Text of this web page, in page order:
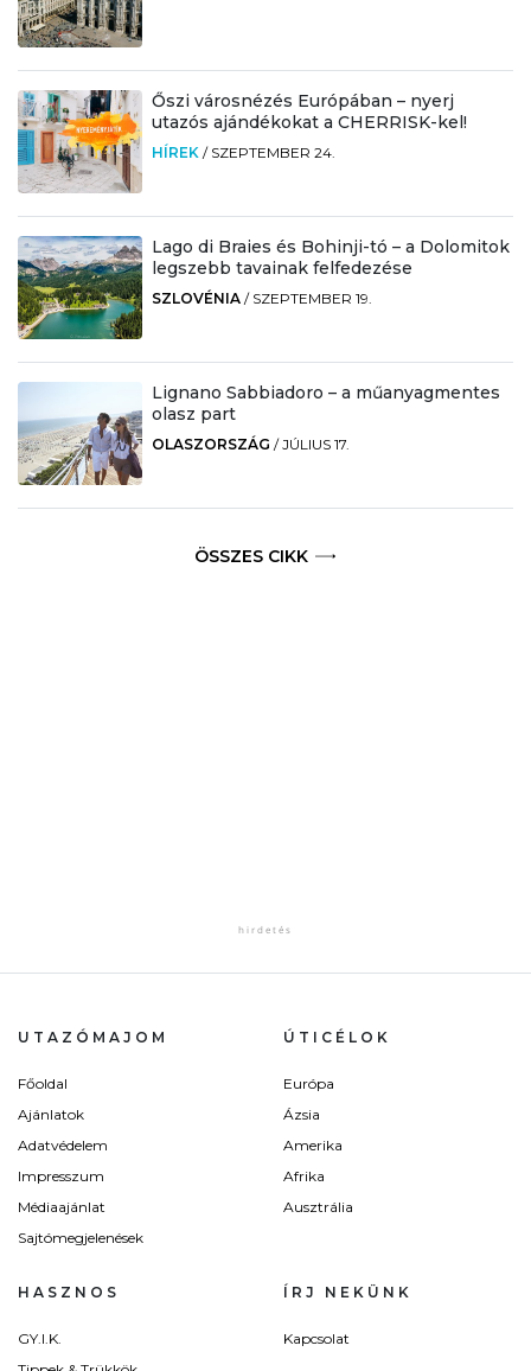
Őszi városnézés Európában – nyerj
utazós ajándékokat a CHERRISK-kel!
HÍREK / SZEPTEMBER 24.
Lago di Braies és Bohinji-tó – a Dolomitok
legszebb tavainak felfedezése
SZLOVÉNIA / SZEPTEMBER 19.
Lignano Sabbiadoro – a műanyagmentes
olasz part
OLASZORSZÁG /JÚLIUS 17.
ÖSSZES CIKK
UTAZÓMAJOM
Főoldal
Ajánlatok
Adatvédelem
Impresszum
Médiaajánlat
Sajtómegjelenések
ÚTICÉLOK
Európa
Ázsia
Amerika
Afrika
Ausztrália
HASZNOS
GY.I.K.
ÍRJ NEKÜNK
Kapcsolat